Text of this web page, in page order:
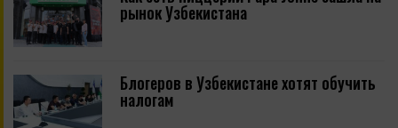
рынок Узбекистана
Блогеров в Узбекистане хотят обучить
налогам